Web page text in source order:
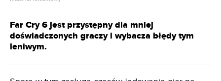
Far Cry 6 jest przystępny dla mniej
doświadczonych graczy i wybacza błędy tym
leniwym.